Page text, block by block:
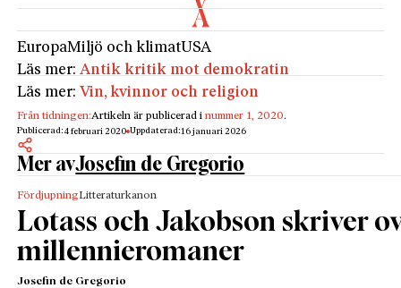
EuropaMiljö och klimatUSA
Läs mer:Antik kritik mot demokratin
Läs mer: Vin, kvinnor och religion
Från tidningen:Artikeln är publicerad inummer 1, 2020.
Publicerad:4 februari 2020 Uppdaterad:16 januari 2026
Mer avJosefin de Gregorio
FördjupningLitteraturkanon
Lotass och Jakobson skriver
millennieromaner
Josefin de Gregorio